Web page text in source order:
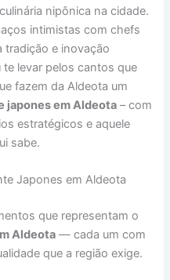
nipônica na cidade.
intimistas com chefs
tradição e inovação
levar pelos cantos que
fazem da Aldeota um
japones em Aldeota – com
estratégicos e aquele
sabe.
Japones em Aldeota
que representam o
Aldeota — cada um com
que a região exige.